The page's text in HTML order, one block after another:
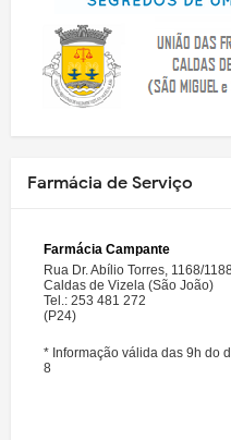
Farmácia de Serviço